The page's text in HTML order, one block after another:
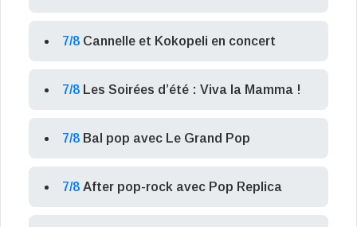
7/8 Cannelle et Kokopeli en concert
7/8 Les Soirées d’été : Viva la Mamma !
7/8 Bal pop avec Le Grand Pop
7/8 After pop-rock avec Pop Replica